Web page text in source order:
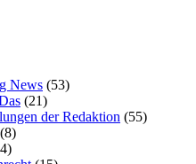
News (53)
(21)
der Redaktion (55)
(8)